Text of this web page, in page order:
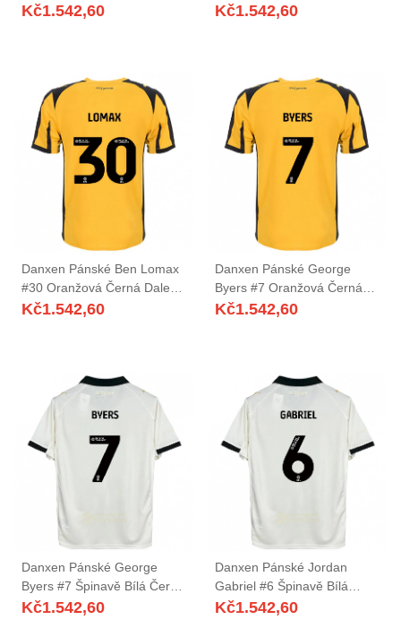
Hráčské Dresy 2025/26 Dres
Kč1.542,60
Černá Daleko Hráčské Dresy
Kč1.542,60
Danxen Pánské Ben Lomax
#30 Oranžová Černá Daleko
Hráčské Dresy 2025/26 Dres
Kč1.542,60
Danxen Pánské George
Byers #7 Oranžová Černá
Daleko Hráčské Dresy
Kč1.542,60
Danxen Pánské George
Byers #7 Špinavě Bílá Černá
Domů Hráčské Dresy
Kč1.542,60
Danxen Pánské Jordan
Gabriel #6 Špinavě Bílá
Černá Domů Hráčské Dresy
Kč1.542,60